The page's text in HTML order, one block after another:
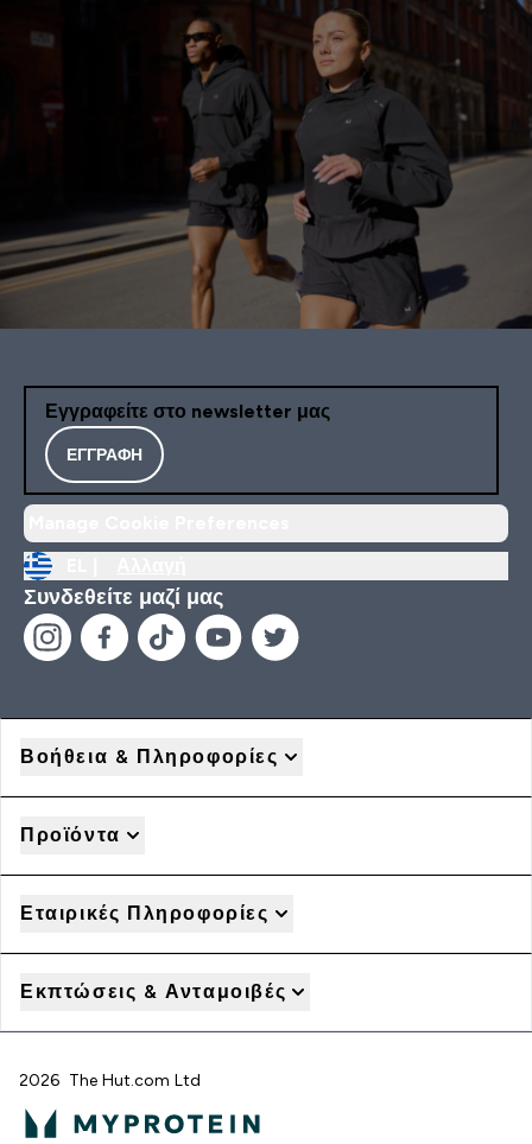
Εγγραφείτε στο newsletter μας
ΕΓΓΡΑΦΉ
Συνδεθείτε μαζί μας
Βοήθεια & Πληροφορίες
Προϊόντα
Εταιρικές Πληροφορίες
Εκπτώσεις & Ανταμοιβές
2026 The Hut.com Ltd